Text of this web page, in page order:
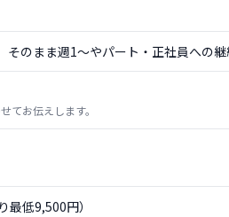
のまま週1〜やパート・正社員への継
てお伝えします。
低9,500円）